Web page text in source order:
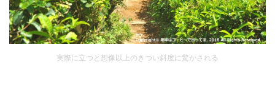
実際に立つと想像以上のきつい斜度に驚かされる